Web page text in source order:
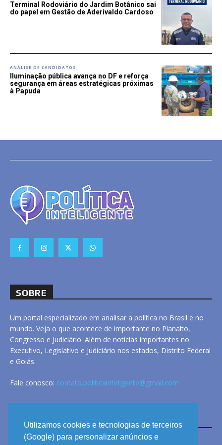
Utilizamos cookies e tecnologias de terceiros
(Google) para personalizar anúncios e
Terminal Rodoviário do Jardim Botânico sai
do papel em Gestão de Aderivaldo Cardoso
ANÁLISE DE CANDIDATOS
Iluminação pública avança no DF e reforça
segurança em áreas estratégicas próximas
à Papuda
SOBRE
Um portal especializado em analisar a política no Brasil e no
mundo. Veja o que acontece de importante no Planalto,
Congresso e Judiciário. Além de notícias importantes no
Executivo, Legislativo e Judiciário nos estados, Distrito Federal
e Goiás.
Fale conosco: contato.politicainteligente@gmail.com
LINKS